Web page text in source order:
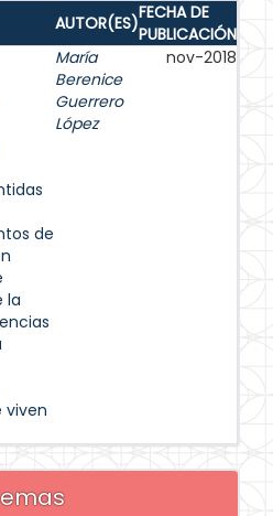
AUTOR(ES)FECHA DE
PUBLICACIÓN
de
la
viven
María
Berenice
Guerrero
López
nov-2018